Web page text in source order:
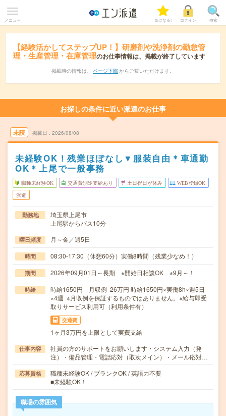
メニュー 気になる! ログイン 検索
【経験活かしてステップUP！】研磨剤や洗浄剤の勤怠管
理・生産管理・在庫管理のお仕事情報は、掲載が終了しています
掲載時の情報は、 ページ下部 からご覧いただけます。
お探しの条件に近い派遣のお仕事
未読 掲載日 2026/08/08
未経験OK！残業ほぼなし▼服装自由＊車通勤
OK＊上尾で一般事務
職種未経験OK 交通費別途支給あり 土日祝日が休み WEB登録OK
派遣
勤務地
埼玉県上尾市
上尾駅からバス10分
曜日頻度 月～金／週5日
時間 08:30-17:30（休憩60分）実働8時間（残業少なめ！）
期間 2026年09月01日～長期 ※開始日相談OK ※9月～！
時給
時給1650円 月収例 26万円 時給1650円×実働8h×週5日
×4週 ※月収例を保証するものではありません。※給与即受
取りサービス利用可（利用条件有）
交通費
1ヶ月3万円を上限として実費支給
仕事内容
社員の方のサポートをお願いします・システム入力（発
注）・備品管理・電話応対（取次メイン）・メール応対…
応募資格
職種未経験OK / ブランクOK / 英語力不要
■未経験OK！
職場の雰囲気